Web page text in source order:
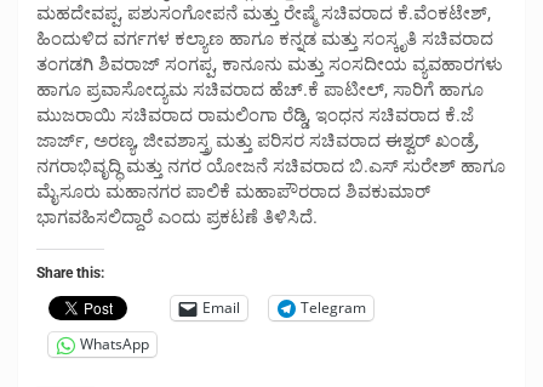
ಮಹದೇವಪ್ಪ, ಪಶುಸಂಗೋಪನೆ ಮತ್ತು ರೇಷ್ಮೆ ಸಚಿವರಾದ ಕೆ.ವೆಂಕಟೇಶ್,
ಹಿಂದುಳಿದ ವರ್ಗಗಳ ಕಲ್ಯಾಣ ಹಾಗೂ ಕನ್ನಡ ಮತ್ತು ಸಂಸ್ಕೃತಿ ಸಚಿವರಾದ
ತಂಗಡಗಿ ಶಿವರಾಜ್ ಸಂಗಪ್ಪ, ಕಾನೂನು ಮತ್ತು ಸಂಸದೀಯ ವ್ಯವಹಾರಗಳು
ಹಾಗೂ ಪ್ರವಾಸೋದ್ಯಮ ಸಚಿವರಾದ ಹೆಚ್.ಕೆ ಪಾಟೀಲ್, ಸಾರಿಗೆ ಹಾಗೂ
ಮುಜರಾಯಿ ಸಚಿವರಾದ ರಾಮಲಿಂಗಾ ರೆಡ್ಡಿ, ಇಂಧನ ಸಚಿವರಾದ ಕೆ.ಜೆ
ಜಾರ್ಜ್, ಅರಣ್ಯ, ಜೀವಶಾಸ್ತ್ರ ಮತ್ತು ಪರಿಸರ ಸಚಿವರಾದ ಈಶ್ವರ್ ಖಂಡ್ರೆ,
ನಗರಾಭಿವೃದ್ಧಿ ಮತ್ತು ನಗರ ಯೋಜನೆ ಸಚಿವರಾದ ಬಿ.ಎಸ್ ಸುರೇಶ್ ಹಾಗೂ
ಮೈಸೂರು ಮಹಾನಗರ ಪಾಲಿಕೆ ಮಹಾಪೌರರಾದ ಶಿವಕುಮಾರ್
ಭಾಗವಹಿಸಲಿದ್ದಾರೆ ಎಂದು ಪ್ರಕಟಣೆ ತಿಳಿಸಿದೆ.
Share this:
Email
Telegram
WhatsApp